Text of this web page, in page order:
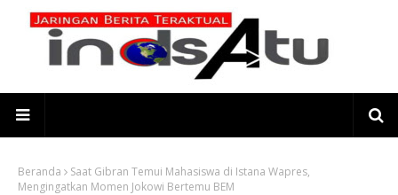
Beranda
Saat Gibran Temui Mahasiswa di Istana Wapres,
Mengingatkan Momen Jokowi Bertemu BEM